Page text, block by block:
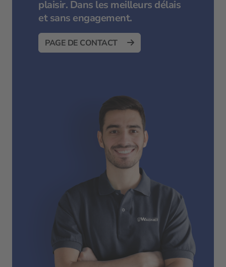
plaisir. Dans les meilleurs délais
et sans engagement.
PAGE DE CONTACT